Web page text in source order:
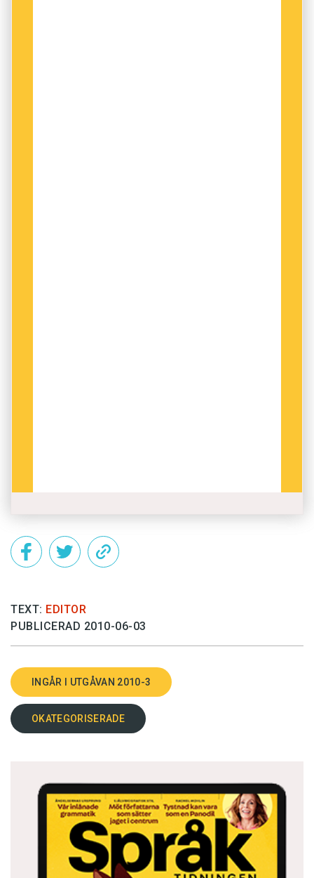
TEXT: EDITOR
PUBLICERAD 2010-06-03
INGÅR I UTGÅVAN 2010-3
OKATEGORISERADE